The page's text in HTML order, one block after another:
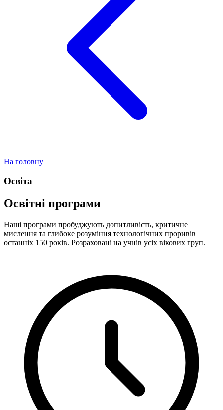
На головну
Освіта
Освітні програми
Наші програми пробуджують допитливість, критичне
мислення та глибоке розуміння технологічних проривів
останніх 150 років. Розраховані на учнів усіх вікових груп.